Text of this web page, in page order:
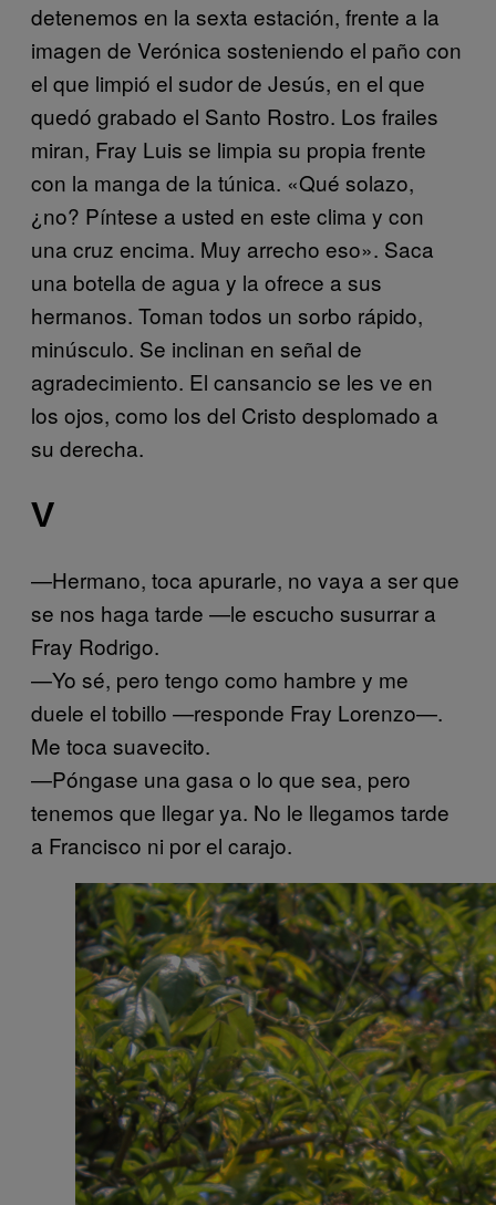
detenemos en la sexta estación, frente a la
imagen de Verónica sosteniendo el paño con
el que limpió el sudor de Jesús, en el que
quedó grabado el Santo Rostro. Los frailes
miran, Fray Luis se limpia su propia frente
con la manga de la túnica. «Qué solazo,
¿no? Píntese a usted en este clima y con
una cruz encima. Muy arrecho eso». Saca
una botella de agua y la ofrece a sus
hermanos. Toman todos un sorbo rápido,
minúsculo. Se inclinan en señal de
agradecimiento. El cansancio se les ve en
los ojos, como los del Cristo desplomado a
su derecha.
V
—Hermano, toca apurarle, no vaya a ser que
se nos haga tarde —le escucho susurrar a
Fray Rodrigo.
—Yo sé, pero tengo como hambre y me
duele el tobillo —responde Fray Lorenzo—.
Me toca suavecito.
—Póngase una gasa o lo que sea, pero
tenemos que llegar ya. No le llegamos tarde
a Francisco ni por el carajo.